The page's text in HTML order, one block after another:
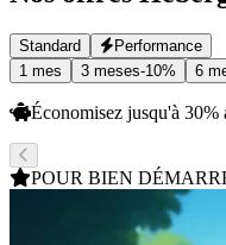
Standard
Performance
1 mes
3 meses-10% 6
Économisez jusqu'à 30%
POUR BIEN